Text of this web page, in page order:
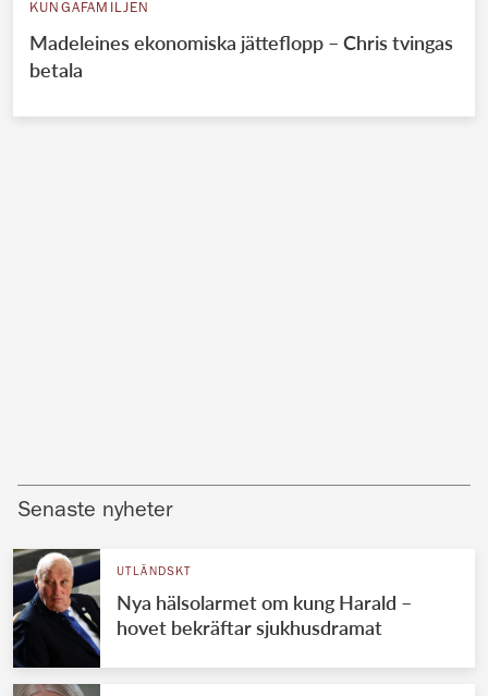
KUNGAFAMILJEN
Madeleines ekonomiska jätteflopp – Chris tvingas
betala
Senaste nyheter
UTLÄNDSKT
Nya hälsolarmet om kung Harald –
hovet bekräftar sjukhusdramat